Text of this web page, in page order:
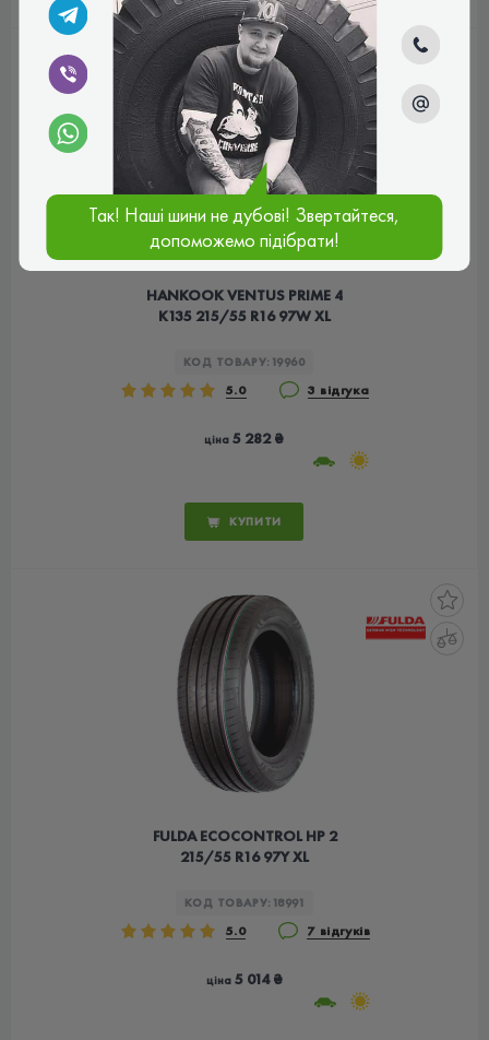
HANKOOK VENTUS PRIME 4
K135 215/55 R16 97W XL
КОД ТОВАРУ: 19960
5.0 3 відгука
ціна 5 282 ₴
КУПИТИ
FULDA ECOCONTROL HP 2
215/55 R16 97Y XL
КОД ТОВАРУ: 18991
5.0 7 відгуків
ціна 5 014 ₴
Так! Наші шини не дубові! Звертайтеся,
допоможемо підібрати!